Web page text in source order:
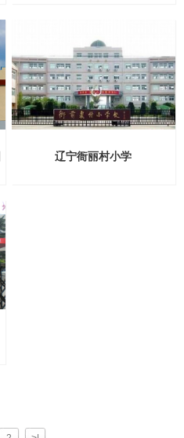
辽宁衙丽村小学